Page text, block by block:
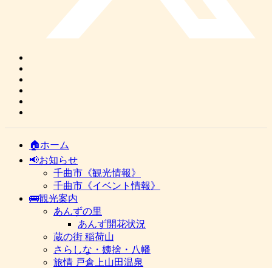
🏠ホーム
📢お知らせ
千曲市《観光情報》
千曲市《イベント情報》
🚌観光案内
あんずの里
あんず開花状況
蔵の街 稲荷山
さらしな・姨捨・八幡
旅情 戸倉上山田温泉